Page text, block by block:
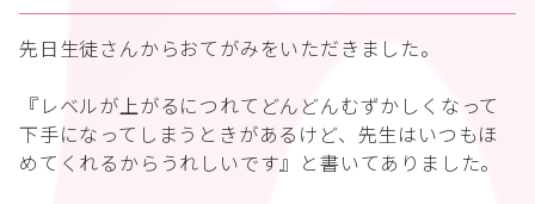
先日生徒さんからおてがみをいただきました。
『レベルが上がるにつれてどんどんむずかしくなって
下手になってしまうときがあるけど、先生はいつもほ
めてくれるからうれしいです』と書いてありました。